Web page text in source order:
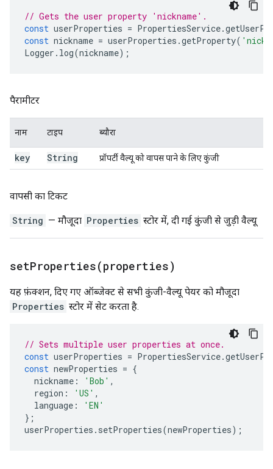
// Gets the user property 'nickname'.
const userProperties = PropertiesService.
const nickname = userProperties .getProperty(
Logger . log(nickname);
पैरामीटर
नाम टाइप ब्यौरा
key String प्रॉपर्टी वैल्यू को वापस पाने के लिए कुंजी
वापसी का टिकट
String — मौजूदा Properties स्टोर में, दी गई कुंजी से जुड़ी वैल्यू
setProperties(properties)
यह फ़ंक्शन, दिए गए ऑब्जेक्ट से सभी कुंजी-वैल्यू पेयर को मौजूदा
Properties स्टोर में सेट करता है.
// Sets multiple user properties at once.
const userProperties = PropertiesService.
const newProperties = {
nickname : 'Bob' ,
region : 'US' ,
language :
'EN'
};
userProperties . setProperties(newProperties);